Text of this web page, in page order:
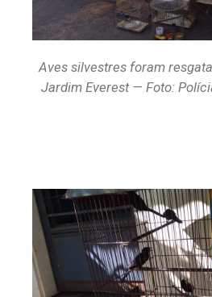
Aves silvestres foram
Jardim Everest — Foto: